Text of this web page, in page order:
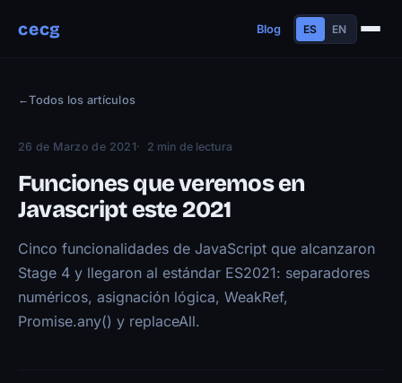
cecg Blog ES EN
Educación
Habilidades
Proyectos
Contacto
Blog
Trayectoria
←Todos los artículos
26 de Marzo de 2021 2 min de lectura
Funciones que veremos en
Javascript este 2021
Cinco funcionalidades de JavaScript que alcanzaron
Stage 4 y llegaron al estándar ES2021: separadores
numéricos, asignación lógica, WeakRef,
Promise.any() y replaceAll.